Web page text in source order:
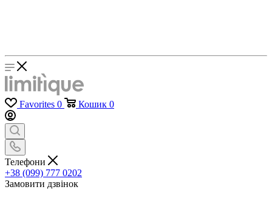
Favorites 0 Кошик 0
Телефони
+38 (099) 777 0202
Замовити дзвінок